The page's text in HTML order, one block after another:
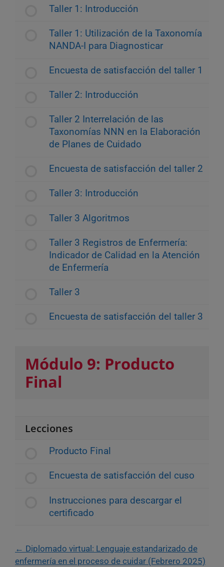
Taller 1: Introducción
Taller 1: Utilización de la Taxonomía
NANDA-I para Diagnosticar
Encuesta de satisfacción del taller 1
Taller 2: Introducción
Taller 2 Interrelación de las
Taxonomías NNN en la Elaboración
de Planes de Cuidado
Encuesta de satisfacción del taller 2
Taller 3: Introducción
Taller 3 Algoritmos
Taller 3 Registros de Enfermería:
Indicador de Calidad en la Atención
de Enfermería
Taller 3
Encuesta de satisfacción del taller 3
Módulo 9: Producto
Final
Lecciones
Producto Final
Encuesta de satisfacción del cuso
Instrucciones para descargar el
certificado
Diplomado virtual: Lenguaje estandarizado de
enfermería en el proceso de cuidar (Febrero 2025)